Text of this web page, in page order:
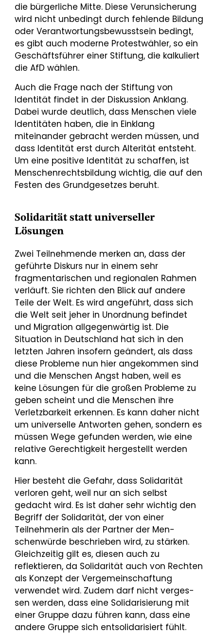
die bürgerliche Mitte. Diese Verunsicherung
wird nicht unbedingt durch fehlende Bildung
oder Verantwortungs­bewusstsein bedingt,
es gibt auch moderne Protestwähler, so ein
Geschäftsführer einer Stiftung, die kalkuliert
die AfD wählen.
Auch die Frage nach der Stiftung von
Identität findet in der Diskussion Anklang.
Dabei wurde deut­lich, dass Menschen viele
Identitäten haben, die in Einklang
miteinander gebracht werden müssen, und
dass Identität erst durch Alterität entsteht.
Um eine positive Identität zu schaffen, ist
Menschen­rechtsbildung wichtig, die auf den
Festen des Grundgesetzes beruht.
Solidarität statt universeller
Lösungen
Zwei Teilnehmende merken an, dass der
geführte Diskurs nur in einem sehr
fragmentarischen und regionalen Rahmen
verläuft. Sie richten den Blick auf andere
Teile der Welt. Es wird angeführt, dass sich
die Welt seit jeher in Unordnung befindet
und Migration allgegenwärtig ist. Die
Situation in Deutschland hat sich in den
letzten Jahren insofern geändert, als dass
diese Probleme nun hier ange­kommen sind
und die Menschen Angst haben, weil es
keine Lösungen für die großen Probleme zu
geben scheint und die Menschen ihre
Verletzbarkeit erkennen. Es kann daher nicht
um universelle Antworten gehen, sondern es
müssen Wege gefunden werden, wie eine
relative Gerechtigkeit herge­stellt werden
kann.
Hier besteht die Gefahr, dass Solidarität
verloren geht, weil nur an sich selbst
gedacht wird. Es ist da­her sehr wichtig den
Begriff der Solidarität, der von einer
Teilnehmerin als der Partner der Men­
schenwürde beschrieben wird, zu stärken.
Gleichzeitig gilt es, diesen auch zu
reflektieren, da Solidari­tät auch von Rechten
als Konzept der Vergemeinschaftung
verwendet wird. Zudem darf nicht verges­
sen werden, dass eine Solidarisierung mit
einer Gruppe dazu führen kann, dass eine
andere Gruppe sich entsolidarisiert fühlt.